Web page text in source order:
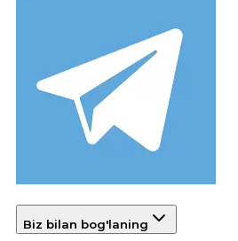
Biz bilan bog'laning